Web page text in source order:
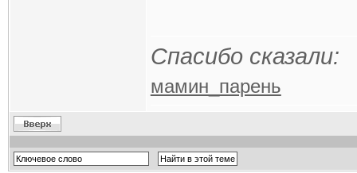
Спасибо сказали:
мамин_парень